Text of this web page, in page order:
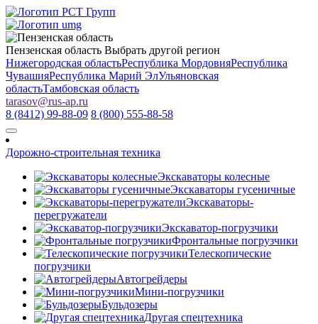
Пензенская область Выбрать другой регион
Нижегородская областьРеспублика МордовияРеспублика
ЧувашияРеспублика Марий ЭлУльяновская
областьТамбовская область
tarasov@rus-ap.ru
8 (8412) 99-88-09 8 (800) 555-88-58
Дорожно-строительная техника
Экскаваторы колесные
Экскаваторы гусеничные
Экскаваторы-
перегружатели
Экскаватор-погрузчики
Фронтальные погрузчики
Телескопические
погрузчики
Автогрейдеры
Мини-погрузчики
Бульдозеры
Другая спецтехника